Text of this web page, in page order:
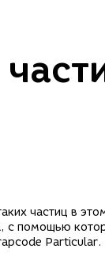
частиц в
с помощью
Particular.